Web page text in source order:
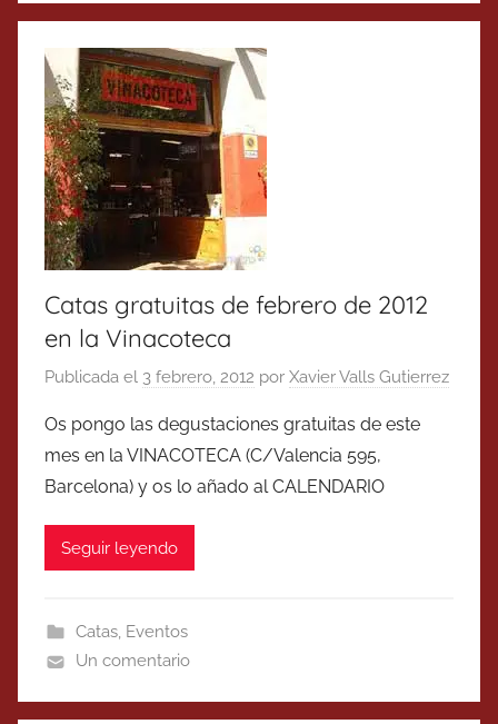
Catas gratuitas de febrero de 2012
en la Vinacoteca
Publicada el 3 febrero, 2012 por Xavier Valls Gutierrez
Os pongo las degustaciones gratuitas de este
mes en la VINACOTECA (C/Valencia 595,
Barcelona) y os lo añado al CALENDARIO
Seguir leyendo
Catas, Eventos
Un comentario